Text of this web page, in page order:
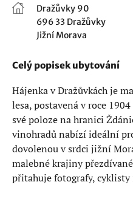
Celý popisek ubytování
Hájenka v Dražůvkách je
lesa, postavená v roce
své poloze na hranici
vinohradů nabízí ideální
dovolenou v srdci jižní
malebné krajiny
přitahuje fotografy,
Dražůvky 90
696 33 Dražůvky
Jižní Morava